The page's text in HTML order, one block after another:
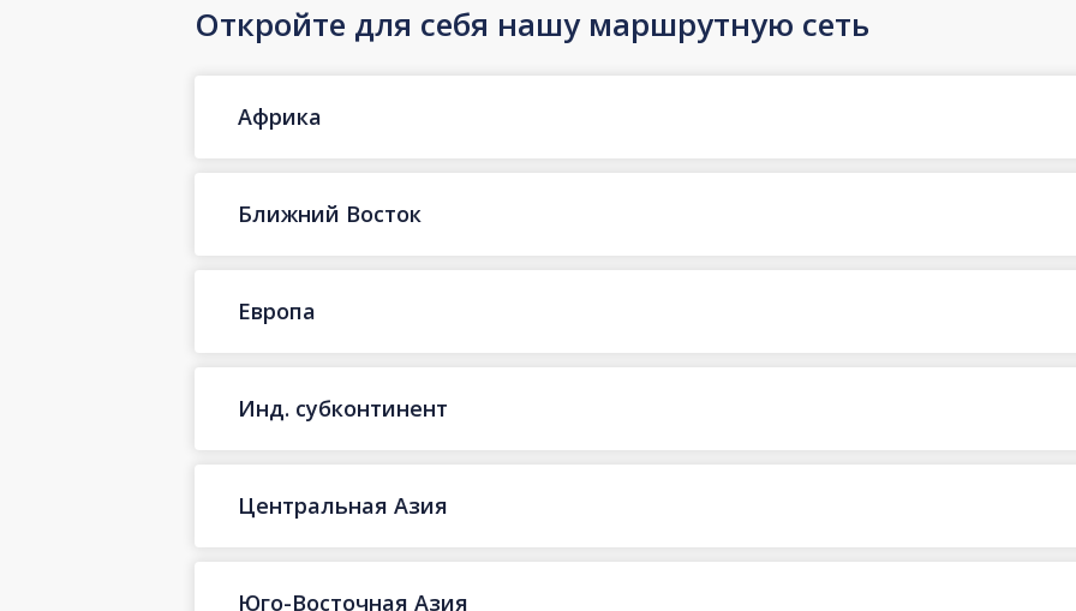
Откройте для себя нашу маршрутную сеть
Африка
Ближний Восток
Европа
Инд. субконтинент
Центральная Азия
Юго-Восточная Азия